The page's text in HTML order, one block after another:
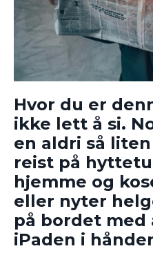
Hvor du er
ikke lett å si.
en aldri så
reist på
hjemme og
eller nyter
på bordet med
iPaden i